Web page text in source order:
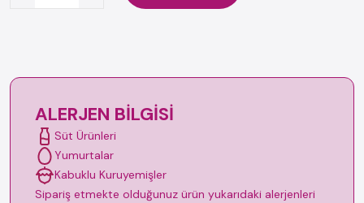
ALERJEN BILGISI
Süt Ürünleri
Yumurtalar
Kabuklu Kuruyemişler
Sipariş etmekte olduğunuz ürün yukarıdaki alerjenleri